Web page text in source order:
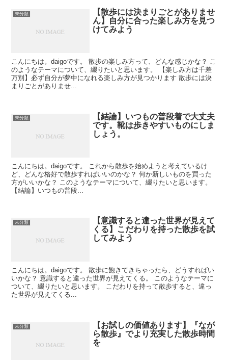
未分類
【散歩には決まりごとがありませ
ん】自分に合った楽しみ方を見つ
けてみよう
こんにちは。daigoです。 散歩の楽しみ方って、どんな感じかな？ こ
のようなテーマについて、綴りたいと思います。 【楽しみ方は千差
万別】必ず自分が夢中になれる楽しみ方が見つかります 散歩には決
まりごとがありませ...
未分類
【結論】いつもの普段着で大丈夫
です。靴は歩きやすいものにしま
しょう。
こんにちは。daigoです。 これから散歩を始めようと考えているけ
ど、どんな格好で散歩すればいいのかな？ 何か新しいものを買った
方がいいかな？ このようなテーマについて、綴りたいと思います。
【結論】いつもの普段...
未分類
【意識すると違った世界が見えて
くる】こだわりを持った散歩を試
してみよう
こんにちは。daigoです。 散歩に飽きてきちゃったら、どうすればい
いかな？ 意識すると違った世界が見えてくる。 このようなテーマに
ついて、綴りたいと思います。 こだわりを持って散歩すると、違っ
た世界が見えてくる...
未分類
【お試しの価値あります】『なが
ら散歩』でより充実した散歩時間
を